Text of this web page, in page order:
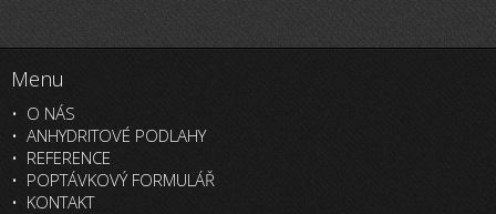
Menu
O NÁS
ANHYDRITOVÉ PODLAHY
REFERENCE
POPTÁVKOVÝ FORMULÁŘ
KONTAKT